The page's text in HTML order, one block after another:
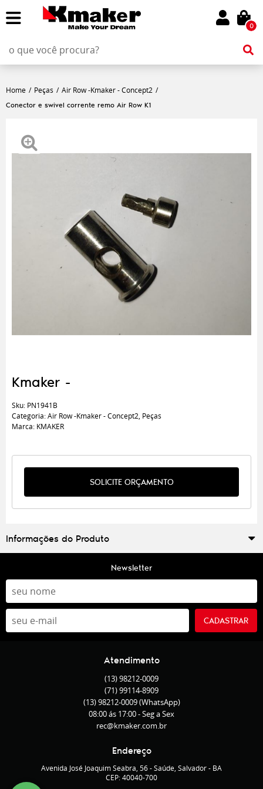
0
Home Peças Air Row -Kmaker - Concept2
Conector e swivel corrente remo Air Row K1
Kmaker -
Sku: PN1941B
Categoria:Air Row -Kmaker - Concept2, Peças
Marca: KMAKER
SOLICITE ORÇAMENTO
Informações do Produto
Newsletter
CADASTRAR
Atendimento
(13)98212-0009
(71)99114-8909
(13)98212-0009(WhatsApp)
08:00 ás 17:00 - Seg a Sex
rec@kmaker.com.br
Endereço
Avenida José Joaquim Seabra, 56-Saúde, Salvador- BA
CEP: 40040-700